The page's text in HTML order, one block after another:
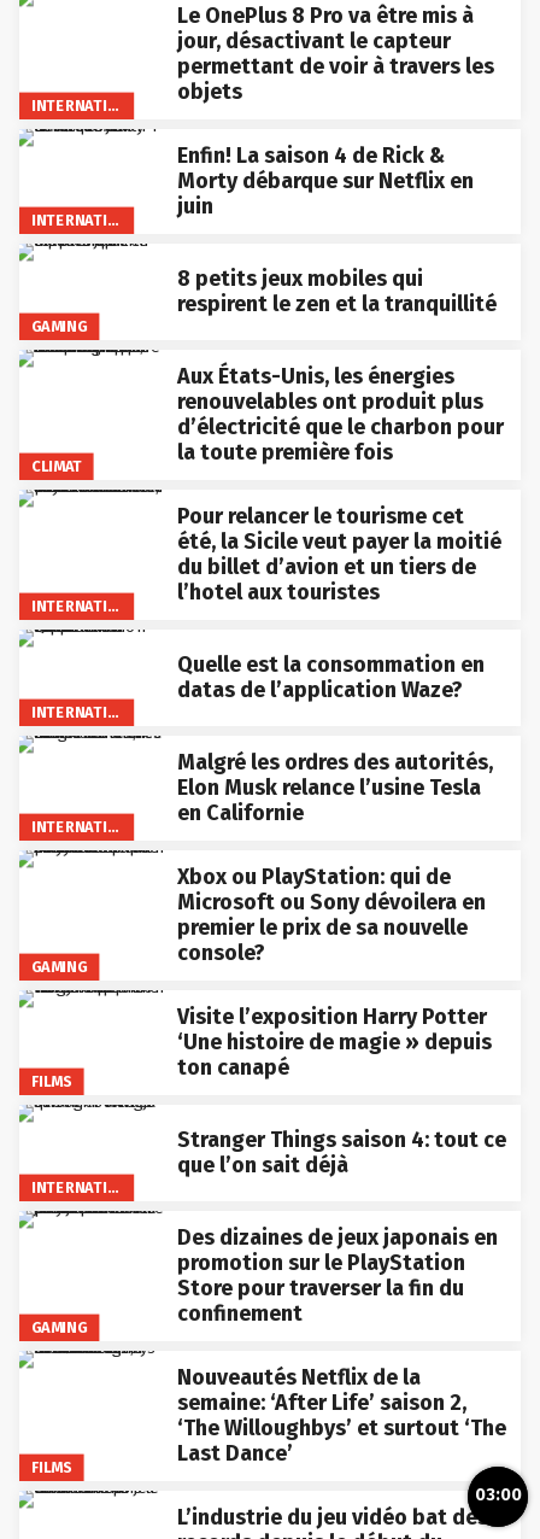
INTERNATIONAL
Le OnePlus 8 Pro va être mis à
jour, désactivant le capteur
permettant de voir à travers les
objets
INTERNATIONAL
Enfin! La saison 4 de Rick &
Morty débarque sur Netflix en
juin
GAMING
8 petits jeux mobiles qui
respirent le zen et la tranquillité
CLIMAT
Aux États-Unis, les énergies
renouvelables ont produit plus
d’électricité que le charbon pour
la toute première fois
INTERNATIONAL
Pour relancer le tourisme cet
été, la Sicile veut payer la moitié
du billet d’avion et un tiers de
l’hotel aux touristes
INTERNATIONAL
Quelle est la consommation en
datas de l’application Waze?
INTERNATIONAL
Malgré les ordres des autorités,
Elon Musk relance l’usine Tesla
en Californie
GAMING
Xbox ou PlayStation: qui de
Microsoft ou Sony dévoilera en
premier le prix de sa nouvelle
console?
FILMS
Visite l’exposition Harry Potter
‘Une histoire de magie » depuis
ton canapé
INTERNATIONAL
Stranger Things saison 4: tout ce
que l’on sait déjà
GAMING
Des dizaines de jeux japonais en
promotion sur le PlayStation
Store pour traverser la fin du
confinement
FILMS
Nouveautés Netflix de la
semaine: ‘After Life’ saison 2,
‘The Willoughbys’ et surtout ‘The
Last Dance’
L’industrie du jeu vidéo bat des
03:00